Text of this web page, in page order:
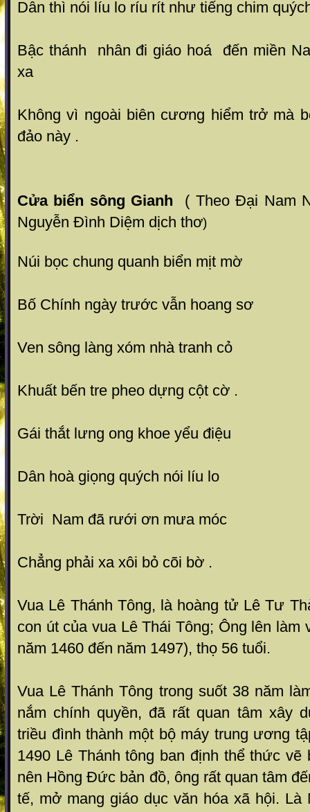
Dân thì nói líu lo ríu rít như tiếng chim
Bậc thánh nhân đi giáo hoá đến miền
xa
Không vì ngoài biên cương hiểm trở mà
đảo này .
Cửa biển sông Gianh ( Theo Đại Nam
Nguyễn Đình Diệm dịch thơ)
Núi bọc chung quanh biển mịt mờ
Bố Chính ngày trước vẫn hoang sơ
Ven sông làng xóm nhà tranh cỏ
Khuất bến tre pheo dựng cột cờ .
Gái thắt lưng ong khoe yểu điệu
Dân hoà giọng quých nói líu lo
Trời Nam đã rưới ơn mưa móc
Chẳng phải xa xôi bỏ cõi bờ .
Vua Lê Thánh Tông, là hoàng tử Lê Tư
con út của vua Lê Thái Tông; Ông lên
năm 1460 đến năm 1497), thọ 56 tuổi.
Vua Lê Thánh Tông trong suốt 38 năm
nắm chính quyền, đã rất quan tâm xây
triều đình thành một bộ máy trung ương
1490 Lê Thánh tông ban định thể thức
nên Hồng Đức bản đồ, ông rất quan tâm
tế, mở mang giáo dục văn hóa xã hội.